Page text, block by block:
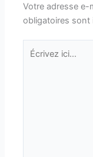
Votre adresse e-
obligatoires sont
Écrivez